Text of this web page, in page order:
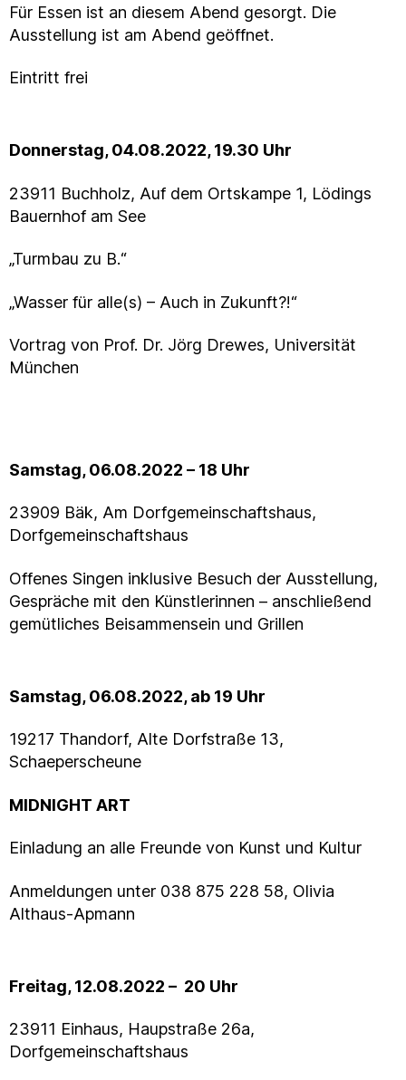
Für Essen ist an diesem Abend gesorgt. Die
Ausstellung ist am Abend geöffnet.
Eintritt frei
Donnerstag, 04.08.2022, 19.30 Uhr
23911 Buchholz, Auf dem Ortskampe 1, Lödings
Bauernhof am See
„Turmbau zu B.“
„Wasser für alle(s) – Auch in Zukunft?!“
Vortrag von Prof. Dr. Jörg Drewes, Universität
München
Samstag, 06.08.2022 – 18 Uhr
23909 Bäk, Am Dorfgemeinschaftshaus,
Dorfgemeinschaftshaus
Offenes Singen inklusive Besuch der Ausstellung,
Gespräche mit den Künstlerinnen – anschließend
gemütliches Beisammensein und Grillen
Samstag, 06.08.2022, ab 19 Uhr
19217 Thandorf, Alte Dorfstraße 13,
Schaeperscheune
MIDNIGHT ART
Einladung an alle Freunde von Kunst und Kultur
Anmeldungen unter 038 875 228 58, Olivia
Althaus-Apmann
Freitag, 12.08.2022 – 20 Uhr
23911 Einhaus, Haupstraße 26a,
Dorfgemeinschaftshaus